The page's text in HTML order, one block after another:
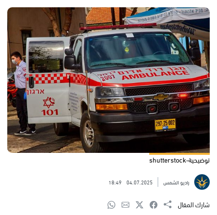
توضيحية-shutterstock
راديو الشمس 04.07.2025
18:49
شارك المقال